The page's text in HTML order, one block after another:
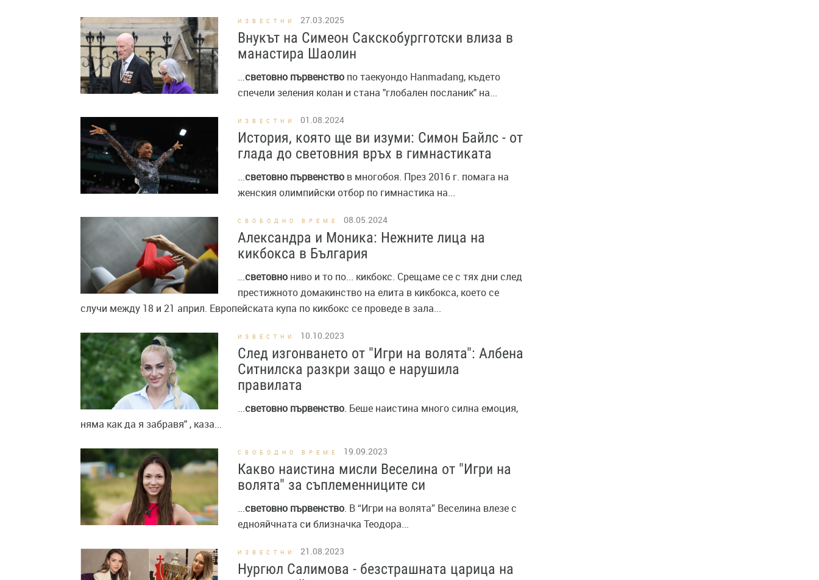
ИЗВЕСТНИ 27.03.2025
Внукът на Симеон Сакскобургготски влиза в
манастира Шаолин
...световно първенство по таекуондо Hanmadang, където
спечели зеления колан и стана "глобален посланик" на...
ИЗВЕСТНИ 01.08.2024
История, която ще ви изуми: Симон Байлс - от
глада до световния връх в гимнастиката
...световно първенство в многобоя. През 2016 г. помага на
женския олимпийски отбор по гимнастика на...
СВОБОДНО ВРЕМЕ 08.05.2024
Александра и Моника: Нежните лица на
кикбокса в България
...световно ниво и то по... кикбокс. Срещаме се с тях дни след
престижното домакинство на елита в кикбокса, което се
случи между 18 и 21 април. Европейската купа по кикбокс се проведе в зала...
ИЗВЕСТНИ 10.10.2023
След изгонването от "Игри на волята": Албена
Ситнилска разкри защо е нарушила
правилата
...световно първенство. Беше наистина много силна емоция,
няма как да я забравя" , каза...
СВОБОДНО ВРЕМЕ 19.09.2023
Какво наистина мисли Веселина от "Игри на
волята" за съплеменниците си
...световно първенство. В “Игри на волята” Веселина влезе с
еднояйчната си близначка Теодора...
ИЗВЕСТНИ 21.08.2023
Нургюл Салимова - безстрашната царица на